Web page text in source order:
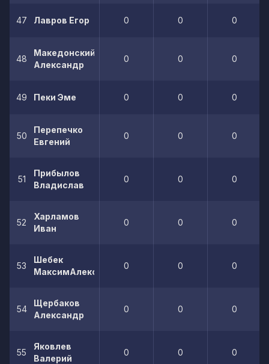
47 Лавров Егор 0 0 0
48
Македонский
Александр
0 0 0
49 Пеки Эме 0 0 0
50
Перепечко
Евгений
0 0 0
51
Прибылов
Владислав
0 0 0
52
Харламов
Иван
0 0 0
53
Шебек
МаксимАлексеевич
0 0 0
54
Щербаков
Александр
0 0 0
55
Яковлев
Валерий
0 0 0